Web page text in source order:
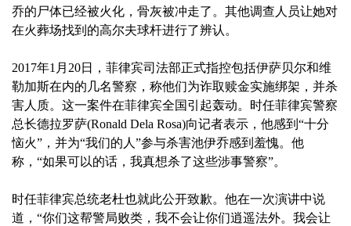
乔的尸体已经被火化，骨灰被冲走了。其他调查人员让她对
在火葬场找到的高尔夫球杆进行了辨认。
2017年1月20日，菲律宾司法部正式指控包括伊萨贝尔和维
勒加斯在内的几名警察，称他们为诈取赎金实施绑架，并杀
害人质。这一案件在菲律宾全国引起轰动。时任菲律宾警察
总长德拉罗萨(Ronald Dela Rosa)向记者表示，他感到“十分
恼火”，并为“我们的人”参与杀害池伊乔感到羞愧。他
称，“如果可以的话，我真想杀了这些涉事警察”。
时任菲律宾总统老杜也就此公开致歉。他在一次演讲中说
道，“你们这帮警局败类，我不会让你们逍遥法外。我会让